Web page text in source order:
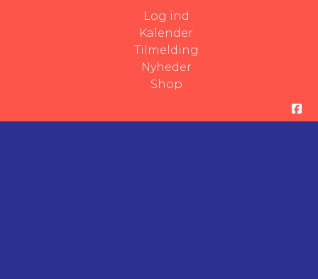
Log ind
Kalender
Tilmelding
Nyheder
Shop